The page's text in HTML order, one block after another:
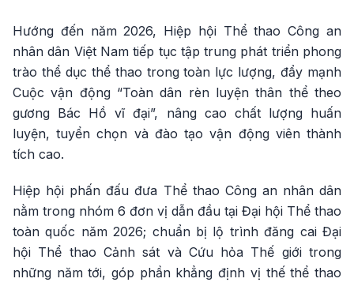
Hướng đến năm 2026, Hiệp hội Thể thao Công an
nhân dân Việt Nam tiếp tục tập trung phát triển phong
trào thể dục thể thao trong toàn lực lượng, đẩy mạnh
Cuộc vận động “Toàn dân rèn luyện thân thể theo
gương Bác Hồ vĩ đại”, nâng cao chất lượng huấn
luyện, tuyển chọn và đào tạo vận động viên thành
tích cao.
Hiệp hội phấn đấu đưa Thể thao Công an nhân dân
nằm trong nhóm 6 đơn vị dẫn đầu tại Đại hội Thể thao
toàn quốc năm 2026; chuẩn bị lộ trình đăng cai Đại
hội Thể thao Cảnh sát và Cứu hỏa Thế giới trong
những năm tới, góp phần khẳng định vị thế thể thao